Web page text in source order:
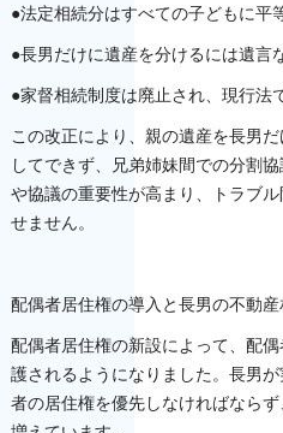
●法定相続分はすべての子どもに平
●長男だけに遺産を分けるには遺言
●家督相続制度は廃止され、現行法
この改正により、親の遺産を長男
してできず、兄弟姉妹間での分割
や協議の重要性が高まり、トラブ
せません。
配偶者居住権の導入と長男の不動
配偶者居住権の新設によって、配
護されるようになりました。長男
者の居住権を優先しなければなら